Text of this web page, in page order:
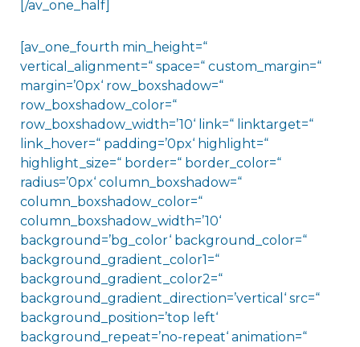
[/av_one_half]
[av_one_fourth min_height=“
vertical_alignment=“ space=“ custom_margin=“
margin=’0px‘ row_boxshadow=“
row_boxshadow_color=“
row_boxshadow_width=’10‘ link=“ linktarget=“
link_hover=“ padding=’0px‘ highlight=“
highlight_size=“ border=“ border_color=“
radius=’0px‘ column_boxshadow=“
column_boxshadow_color=“
column_boxshadow_width=’10‘
background=’bg_color‘ background_color=“
background_gradient_color1=“
background_gradient_color2=“
background_gradient_direction=’vertical‘ src=“
background_position=’top left‘
background_repeat=’no-repeat‘ animation=“